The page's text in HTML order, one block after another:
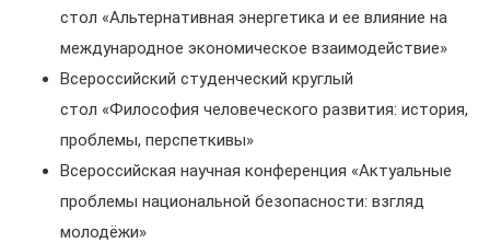
стол «Альтернативная энергетика и ее влияние на
международное экономическое взаимодействие»
Всероссийский студенческий круглый
стол «Философия человеческого развития: история,
проблемы, перспеткивы»
Всероссийская научная конференция «Актуальные
проблемы национальной безопасности: взгляд
молодёжи»